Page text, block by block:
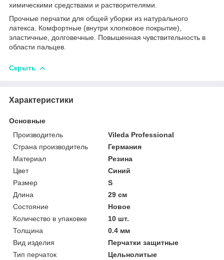
химическими средствами и растворителями.
Прочные перчатки для общей уборки из натурального
латекса. Комфортные (внутри хлопковое покрытие),
эластичные, долговечные. Повышенная чувствительность в
области пальцев.
Скрыть
Характеристики
Основные
Производитель
Vileda Professional
Страна производитель
Германия
Материал
Резина
Цвет
Синий
Размер
S
Длина
29 см
Состояние
Новое
Количество в упаковке
10 шт.
Толщина
0.4 мм
Вид изделия
Перчатки защитные
Тип перчаток
Цельнолитые